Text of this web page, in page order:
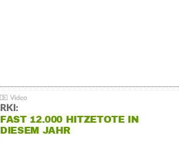
RKI:
FAST 12.000 HITZETOTE IN
DIESEM JAHR